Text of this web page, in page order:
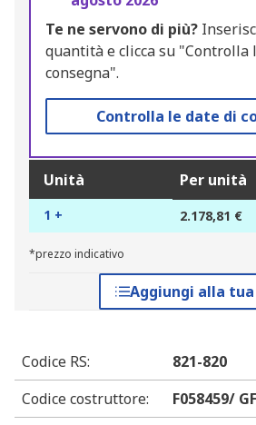
Te ne servono di più?
quantità e clicca su "Controlla
consegna".
Controlla le date di
Unità Per unità
1 + 2.178,81 €
*prezzo indicativo
Aggiungi alla
Codice RS:
821-820
Codice costruttore:
F058459/